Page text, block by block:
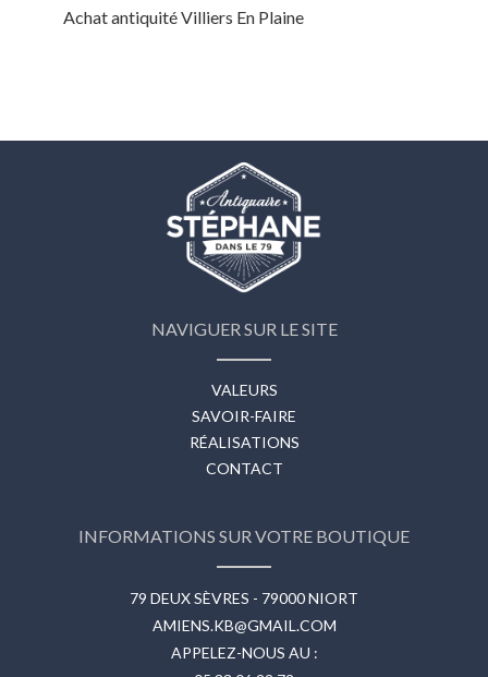
Achat antiquité Villiers En Plaine
NAVIGUER SUR LE SITE
VALEURS
SAVOIR-FAIRE
RÉALISATIONS
CONTACT
INFORMATIONS SUR VOTRE BOUTIQUE
79 DEUX SÈVRES - 79000 NIORT
AMIENS.KB@GMAIL.COM
APPELEZ-NOUS AU :